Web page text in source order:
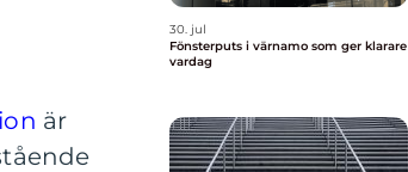
är
30. jul
Fönsterputs i värnamo som ger klarare
vardag